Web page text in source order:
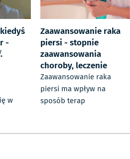
-
w
Zaawansowanie raka
piersi - stopnie
zaawansowania
choroby, leczenie
Zaawansowanie raka
piersi ma wpływ na
sposób terap